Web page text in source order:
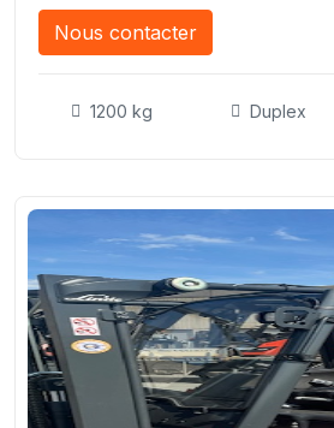
Nous contacter
1200 kg Duplex